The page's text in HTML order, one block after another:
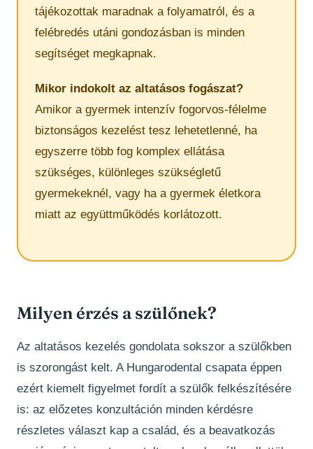
tájékozottak maradnak a folyamatról, és a
felébredés utáni gondozásban is minden
segítséget megkapnak.
Mikor indokolt az altatásos fogászat?
Amikor a gyermek intenzív fogorvos-félelme
biztonságos kezelést tesz lehetetlenné, ha
egyszerre több fog komplex ellátása
szükséges, különleges szükségletű
gyermekeknél, vagy ha a gyermek életkora
miatt az együttműködés korlátozott.
Milyen érzés a szülőnek?
Az altatásos kezelés gondolata sokszor a szülőkben
is szorongást kelt. A Hungarodental csapata éppen
ezért kiemelt figyelmet fordít a szülők felkészítésére
is: az előzetes konzultáción minden kérdésre
részletes választ kap a család, és a beavatkozás